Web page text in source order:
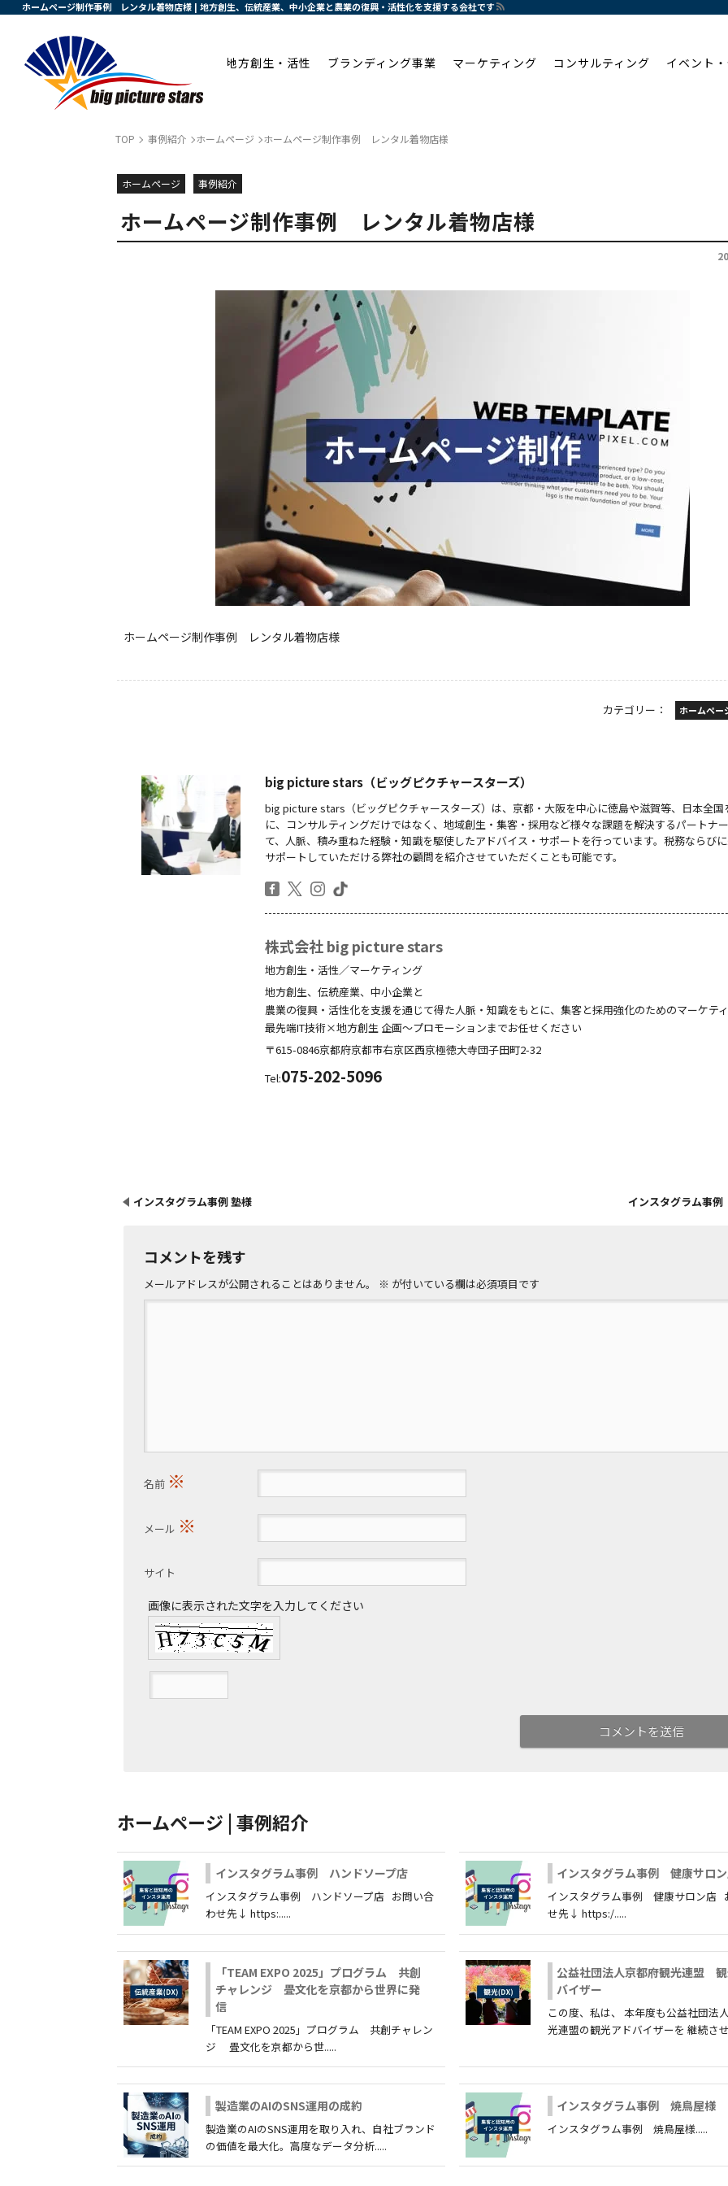
ホームページ制作事例 レンタル着物店様 | 地方創生、伝統産業、中小企業と農業の復興・活性化を支援する会社です
地方創生・活性 ブランディング事業 マーケティング コンサルティング イベント
TOP 事例紹介 ホームページ ホームページ制作事例 レンタル着物店様
ホームページ 事例紹介
ホームページ制作事例 レンタル着物店様
ホームページ制作事例 レンタル着物店様
カテゴリー： ホームペー
big picture stars（ビッグピクチャースターズ）
big picture stars（ビッグピクチャースターズ）は、京都・大阪を中心に徳島や滋賀等、日本全国
に、コンサルティングだけではなく、地域創生・集客・採用など様々な課題を解決するパートナ
て、人脈、積み重ねた経験・知識を駆使したアドバイス・サポートを行っています。税務ならび
サポートしていただける弊社の顧問を紹介させていただくことも可能です。
株式会社 big picture stars
地方創生・活性／マーケティング
地方創生、伝統産業、中小企業と
農業の復興・活性化を支援を通じて得た人脈・知識をもとに、集客と採用強化のためのマーケテ
最先端IT技術×地方創生 企画～プロモーションまでお任せください
〒615-0846京都府京都市右京区西京極徳大寺団子田町2-32
Tel:075-202-5096
インスタグラム事例 塾様 インスタグラム事
コメントを残す
メールアドレスが公開されることはありません。 ※ が付いている欄は必須項目です
名前 ※
メール ※
サイト
画像に表示された文字を入力してください
ホームページ | 事例紹介
インスタグラム事例 ハンドソープ店
インスタグラム事例 ハンドソープ店 お問い合
わせ先↓ https:.....
インスタグラム事例 健康サロ
インスタグラム事例 健康サロン店
せ先↓ https:/.....
「TEAM EXPO 2025」プログラム 共創
チャレンジ 畳文化を京都から世界に発
信
「TEAM EXPO 2025」プログラム 共創チャレン
ジ 畳文化を京都から世.....
公益社団法人京都府観光連盟
バイザー
この度、私は、 本年度も公益社団法
光連盟の観光アドバイザーを 継続さ
製造業のAIのSNS運用の成約
製造業のAIのSNS運用を取り入れ、自社ブランド
の価値を最大化。高度なデータ分析.....
インスタグラム事例 焼鳥屋様
インスタグラム事例 焼鳥屋様.....